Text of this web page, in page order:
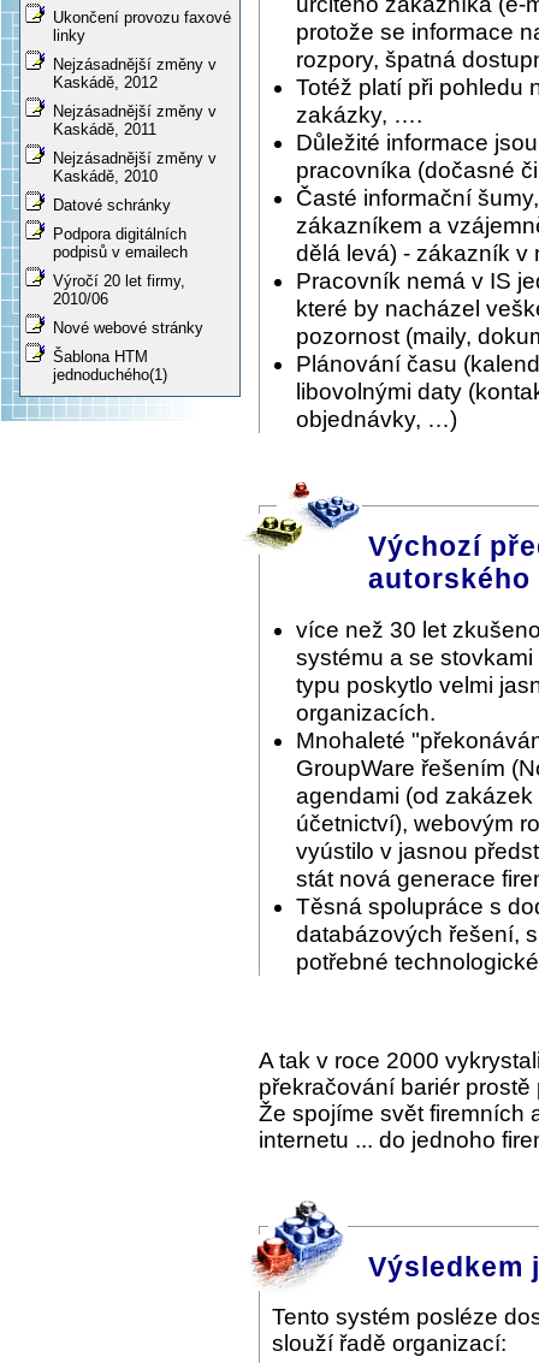
Ukončení provozu faxové
linky
Nejzásadnější změny v
Kaskádě, 2012
Nejzásadnější změny v
Kaskádě, 2011
Nejzásadnější změny v
Kaskádě, 2010
Datové schránky
Podpora digitálních
podpisů v emailech
Výročí 20 let firmy,
2010/06
Nové webové stránky
Šablona HTM
jednoduchého(1)
protože se informace
rozpory, špatná
Totéž platí při pohledu
zakázky, ….
Důležité informace
pracovníka (dočasné
Časté informační
zákazníkem a
dělá levá) - zákazník v
Pracovník nemá v IS
které by nacházel
pozornost (maily,
Plánování času
libovolnými daty
objednávky, …)
Výchozí
autorského
více než 30 let
systému a se
typu poskytlo velmi
organizacích.
Mnohaleté
GroupWare řešením
agendami (od
účetnictví), webovým
vyústilo v jasnou
stát nová generace
Těsná spolupráce s
databázových řešení,
potřebné
A tak v roce 2000
překračování bariér
Že spojíme svět firemních
internetu ... do jednoho
Výsledkem
Tento systém posléze
slouží řadě organizací: